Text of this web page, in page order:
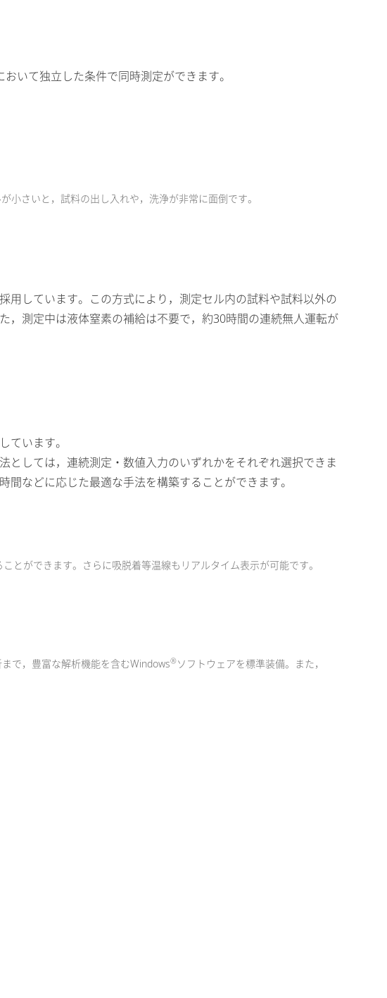
いて独立した条件で同時測定ができます。
さいと，試料の出し入れや，洗浄が非常に面倒です。
しています。この方式により，測定セル内の試料や試料以外の
，測定中は液体窒素の補給は不要で，約30時間の連続無人運転が
ています。
しては，連続測定・数値入力のいずれかをそれぞれ選択できま
などに応じた最適な手法を構築することができます。
とができます。さらに吸脱着等温線もリアルタイム表示が可能です。
で，豊富な解析機能を含むWindows®ソフトウェアを標準装備。また，